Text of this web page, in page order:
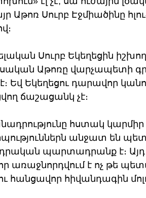
Աթոռ Սուրբ Էջմիածինը
Սուրբ Եկեղեցին իշխող
Աթոռը վարչապետի
Եվ Եկեղեցու դարավոր
ճաշացանկ չէ։
հստակ կարմիր
անջատ են
պարտադրանք է։ Այդ
առաջնորդվում է ոչ թե
հանցավոր հիվանդագին